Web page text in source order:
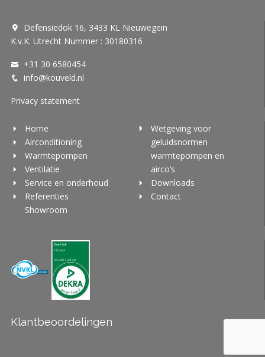
Defensiedok 16, 3433 KL Nieuwegein
K.v.K. Utrecht Nummer : 30180316
+31 30 6580454
info@kouveld.nl
Privacy statement
Home
Airconditioning
Warmtepompen
Ventilatie
Service en onderhoud
Referenties
Showroom
Wetgeving voor
geluidsnormen
warmtepompen en
airco’s
Downloads
Contact
Klantbeoordelingen